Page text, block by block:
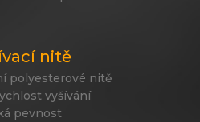
nitě
polyesterové nitě
vyšívání
pevnost